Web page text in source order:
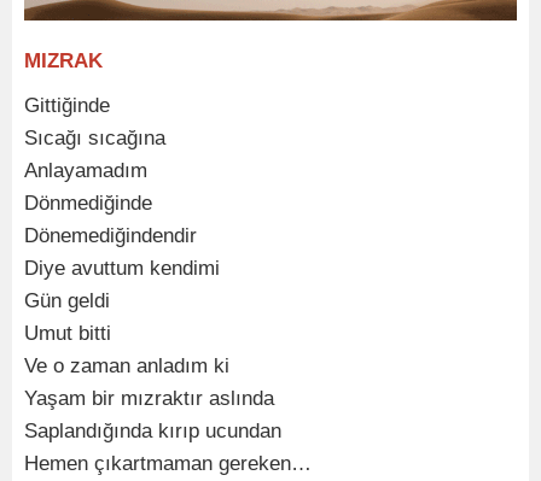
MIZRAK
Gittiğinde
Sıcağı sıcağına
Anlayamadım
Dönmediğinde
Dönemediğindendir
Diye avuttum kendimi
Gün geldi
Umut bitti
Ve o zaman anladım ki
Yaşam bir mızraktır aslında
Saplandığında kırıp ucundan
Hemen çıkartmaman gereken…